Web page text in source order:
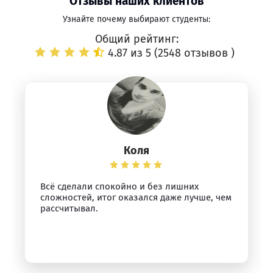
Узнайте почему выбирают студенты:
Общий рейтинг:
4.87 из 5 (2548 отзывов )
Коля
Всё сделали спокойно и без лишних
сложностей, итог оказался даже лучше, чем
рассчитывал.